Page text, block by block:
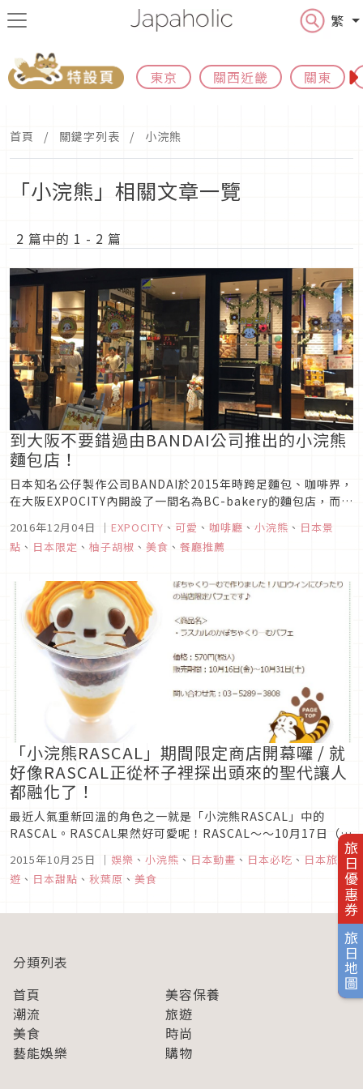
繁
東京 關西近畿 關東
旅日優惠券
旅日地圖
首頁 關鍵字列表 小浣熊
「小浣熊」相關文章一覽
2 篇中的 1 - 2 篇
到大阪不要錯過由BANDAI公司推出的小浣熊
麵包店！
日本知名公仔製作公司BANDAI於2015年時跨足麵包、咖啡界，
在大阪EXPOCITY內開設了一間名為BC-bakery的麵包店，而這
都是跟可愛的腳色合作推出系列麵包與周邊商品，像近期是跟世
界名著動畫「小浣熊」(有的翻譯為小浣...
2016年12月04日 ｜ EXPOCITY 、 可愛 、 咖啡廳 、 小浣熊 、 日本景
點 、 日本限定 、 柚子胡椒 、 美食 、 餐廳推薦
「小浣熊RASCAL」期間限定商店開幕囉 / 就
好像RASCAL正從杯子裡探出頭來的聖代讓人
都融化了！
最近人氣重新回溫的角色之一就是「小浣熊RASCAL」中的
RASCAL。RASCAL果然好可愛呢！RASCAL～～10月17日（週
開幕。雖然各種聯名商品也很吸睛，但其中最直擊心臟的還是
RASCAL造型聖代！啊～～這麼可愛，讓人好想帶回家喔...
2015年10月25日 ｜ 娛樂 、 小浣熊 、 日本動畫 、 日本必吃 、 日本旅
遊 、 日本甜點 、 秋葉原 、 美食
分類列表
首頁
美容保養
潮流
旅遊
美食
時尚
藝能娛樂
購物